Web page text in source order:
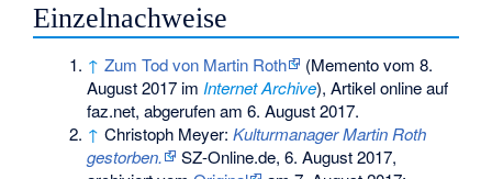
Einzelnachweise
↑ Zum Tod von Martin Roth (Mementovom 8.
August 2017 im Internet Archive), Artikel online auf
faz.net, abgerufen am 6. August 2017.
↑ Christoph Meyer:Kulturmanager Martin Roth
gestorben.
SZ-Online.de, 6. August 2017,